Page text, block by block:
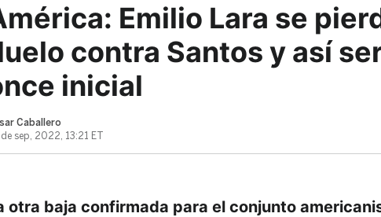
Emilio Lara se
contra Santos y así
inicial
Caballero
sep, 2022, 13:21 ET
otra baja confirmada para el conjunto